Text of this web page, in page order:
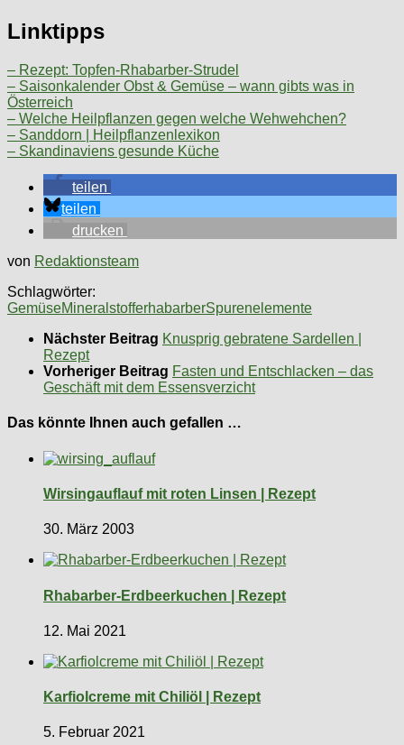
Linktipps
– Rezept: Topfen-Rhabarber-Strudel
– Saisonkalender Obst & Gemüse – wann gibts was in
Österreich
– Welche Heilpflanzen gegen welche Wehwehchen?
– Sanddorn | Heilpflanzenlexikon
– Skandinaviens gesunde Küche
teilen
teilen
drucken
von Redaktionsteam
Schlagwörter:
GemüseMineralstofferhabarberSpurenelemente
Nächster Beitrag Knusprig gebratene Sardellen |
Rezept
Vorheriger Beitrag Fasten und Entschlacken – das
Geschäft mit dem Essensverzicht
Das könnte Ihnen auch gefallen …
Wirsingauflauf mit roten Linsen | Rezept
30. März 2003
Rhabarber-Erdbeerkuchen | Rezept
12. Mai 2021
Karfiolcreme mit Chiliöl | Rezept
5. Februar 2021